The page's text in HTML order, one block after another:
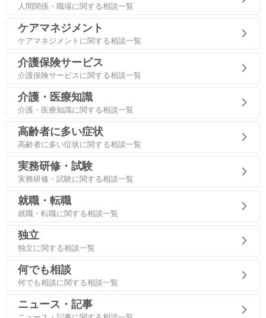
人間関係・職場に関する相談一覧
ケアマネジメント
ケアマネジメントに関する相談一覧
介護保険サービス
介護保険サービスに関する相談一覧
介護・医療知識
介護・医療知識に関する相談一覧
高齢者に多い症状
高齢者に多い症状に関する相談一覧
実務研修・試験
実務研修・試験に関する相談一覧
就職・転職
就職・転職に関する相談一覧
独立
独立に関する相談一覧
何でも相談
何でも相談に関する相談一覧
ニュース・記事